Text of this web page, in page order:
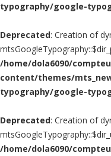
typography/google-
Deprecated: Creation of
/home/dola6090/
content/themes/
typography/google-
Deprecated: Creation of
/home/dola6090/